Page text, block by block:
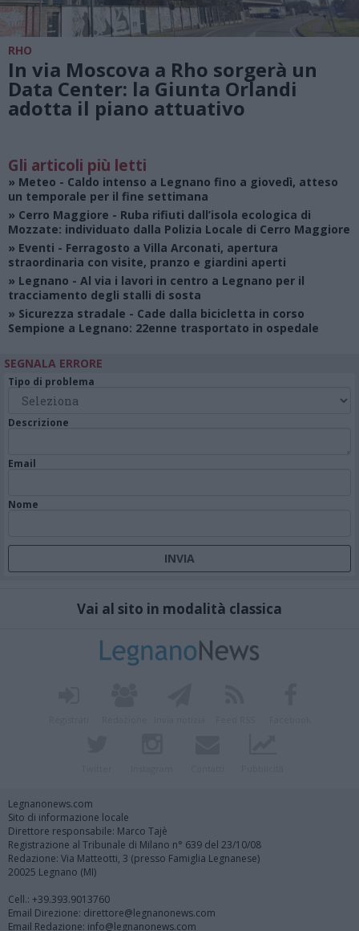
RHO
In via Moscova a Rho sorgerà un
Data Center: la Giunta Orlandi
adotta il piano attuativo
Gli articoli più letti
» Meteo - Caldo intenso a Legnano fino a giovedì, atteso
un temporale per il fine settimana
» Cerro Maggiore - Ruba rifiuti dall’isola ecologica di
Mozzate: individuato dalla Polizia Locale di Cerro Maggiore
» Eventi - Ferragosto a Villa Arconati, apertura
straordinaria con visite, pranzo e giardini aperti
» Legnano - Al via i lavori in centro a Legnano per il
tracciamento degli stalli di sosta
» Sicurezza stradale - Cade dalla bicicletta in corso
Sempione a Legnano: 22enne trasportato in ospedale
SEGNALA ERRORE
Tipo di problema
Descrizione
Email
Nome
Vai al sito in modalità classica
Legnanonews.com
Sito di informazione locale
Direttore responsabile: Marco Tajè
Registrazione al Tribunale di Milano n° 639 del 23/10/08
Redazione: Via Matteotti, 3 (presso Famiglia Legnanese)
20025 Legnano (MI)
Cell.: +39.393.9013760
Email Direzione: direttore@legnanonews.com
Email Redazione: info@legnanonews.com